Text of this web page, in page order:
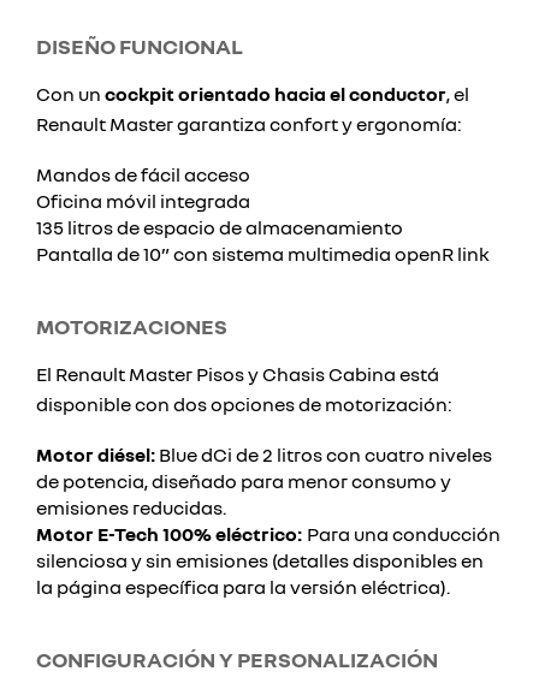
DISEÑO FUNCIONAL
Con un cockpit orientado hacia el conductor, el
Renault Master garantiza confort y ergonomía:
Mandos de fácil acceso
Oficina móvil integrada
135 litros de espacio de almacenamiento
Pantalla de 10” con sistema multimedia openR link
MOTORIZACIONES
El Renault Master Pisos y Chasis Cabina está
disponible con dos opciones de motorización:
Motor diésel: Blue dCi de 2 litros con cuatro niveles
de potencia, diseñado para menor consumo y
emisiones reducidas.
Motor E-Tech 100% eléctrico: Para una conducción
silenciosa y sin emisiones (detalles disponibles en
la página específica para la versión eléctrica).
CONFIGURACIÓN Y PERSONALIZACIÓN